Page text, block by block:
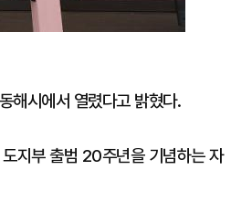
해시에서 열렸다고 밝혔다.
지부 출범 20주년을 기념하는 자